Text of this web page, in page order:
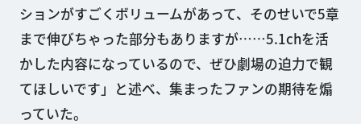
ションがすごくボリュームがあって、そのせいで5章
まで伸びちゃった部分もありますが……5.1chを活
かした内容になっているので、ぜひ劇場の迫力で観
てほしいです」と述べ、集まったファンの期待を煽
っていた。